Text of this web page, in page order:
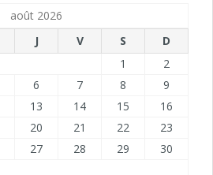
août 2026
J V S
D
1
2
6 7 8
9
13 14 15
16
20 21 22
23
27 28 29
30